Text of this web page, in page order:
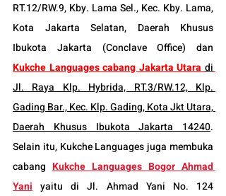
RT.12/RW.9, Kby. Lama Sel., Kec. Kby. Lama,
Kota Jakarta Selatan, Daerah Khusus
Kukche Languages cabang Jakarta Utara di
Jl. Raya Klp. Hybrida, RT.3/RW.12, Klp.
Gading Bar., Kec. Klp. Gading, Kota Jkt Utara,
Daerah Khusus Ibukota Jakarta 14240.
Selain itu, Kukche Languages juga membuka
cabang Kukche Languages Bogor Ahmad
Yani yaitu di Jl. Ahmad Yani No. 124